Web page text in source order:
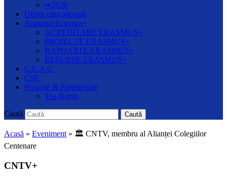
➔2020
Oferta educațională
Anunțuri Erasmus+
ACREDITARE ERASMUS+
PROIECTE ERASMUS+
RAPOARTE ERASMUS+
RESURSE ERASMUS+
C.E.A.C.
CȘE
Proiecte & Parteneriate
Tea-Borgs
Caută Caută
Acasă » Eveniment » 🏛 CNTV, membru al Alianței Colegiilor
Centenare
CNTV+